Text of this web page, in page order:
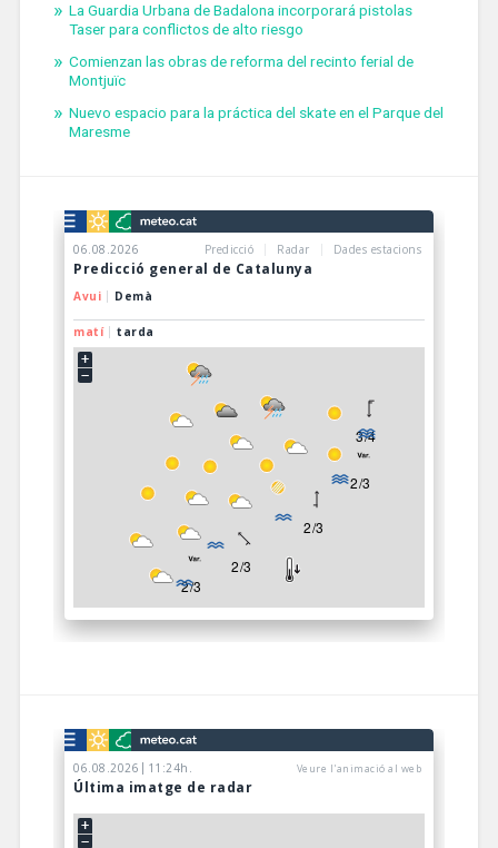
La Guardia Urbana de Badalona incorporará pistolas
Taser para conflictos de alto riesgo
Comienzan las obras de reforma del recinto ferial de
Montjuïc
Nuevo espacio para la práctica del skate en el Parque del
Maresme